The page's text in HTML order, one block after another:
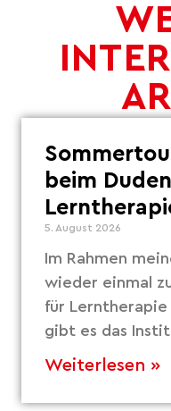
beim
5. August 2026
Im Rahmen
wieder einmal
für
gibt es das
Weiterlesen »